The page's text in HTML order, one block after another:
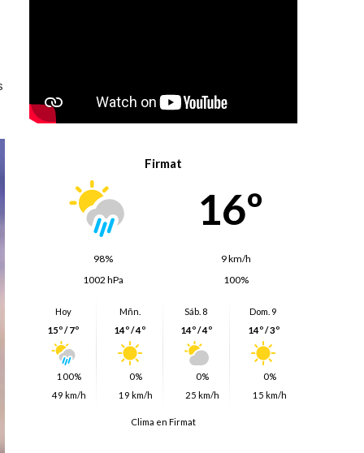
Firmat
16º
98%
9 km/h
1002 hPa
100%
Hoy
15º / 7º
100%
49 km/h
Mñn.
14º / 4º
0%
19 km/h
Sáb. 8
14º / 4º
0%
25 km/h
Dom. 9
14º / 3º
0%
15 km/h
Clima en Firmat